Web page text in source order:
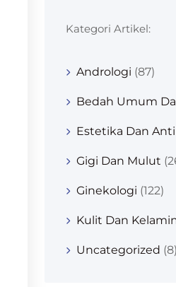
Kategori Artikel:
Andrologi (87)
Bedah Umum
Estetika Dan
Gigi Dan Mulut
Ginekologi (122)
Kulit Dan
Uncategorized (8)